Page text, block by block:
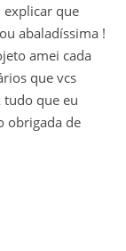
que
abaladíssima !
amei cada
que vcs
que eu
obrigada de